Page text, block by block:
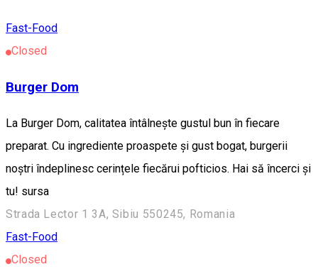
Fast-Food
Closed
Burger Dom
La Burger Dom, calitatea întâlnește gustul bun în fiecare
preparat. Cu ingrediente proaspete și gust bogat, burgerii
noștri îndeplinesc cerințele fiecărui pofticios. Hai să încerci și
tu! sursa
Strada Lector 1 3A, Sibiu 550245, Romania
Fast-Food
Closed